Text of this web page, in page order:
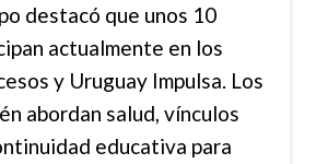
destacó que unos 10
actualmente en los
y Uruguay Impulsa. Los
abordan salud, vínculos
educativa para